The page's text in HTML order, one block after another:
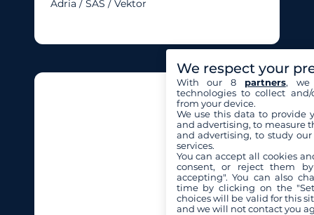
Adria / SAS / Vektor
We respect your
With our 8 partners, we
technologies to collect
from your device.
We use this data to provide
and advertising, to measure
and advertising, to study
services.
You can accept all cookies
consent, or reject them
accepting". You can also
time by clicking on the
choices will be valid for this
and we will not contact you